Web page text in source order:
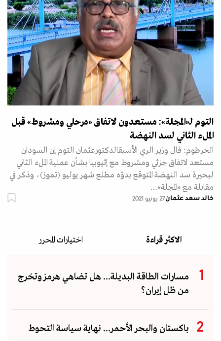
التوم لـ«المجلة»: مستعدون لاتفاق «مرحلي ومشروط» قبل
الملء الثاني لسد النهضة
الخرطوم: قال وزير الري الأسبقالدكتورعثمان التوم إن السودان
مستعد لاتفاق جزئي ومشروط مع إثيوبيا بشأن عملية الملء الثاني
لبحيرة سد النهضة المتوقع بدؤه مطلع شهر يوليو (تموز)، وذكر في
مقابلة مع «المجلة»…
خالد سعد عثمان27 يونيو 2021
الاكثر قراءة اختيارات المحرر
مسارات الطاقة البديلة... هل تضاهي هرمز وتخرج
من ظل إيران؟
باكستان والبحر الأحمر... نهاية سياسة التحوط